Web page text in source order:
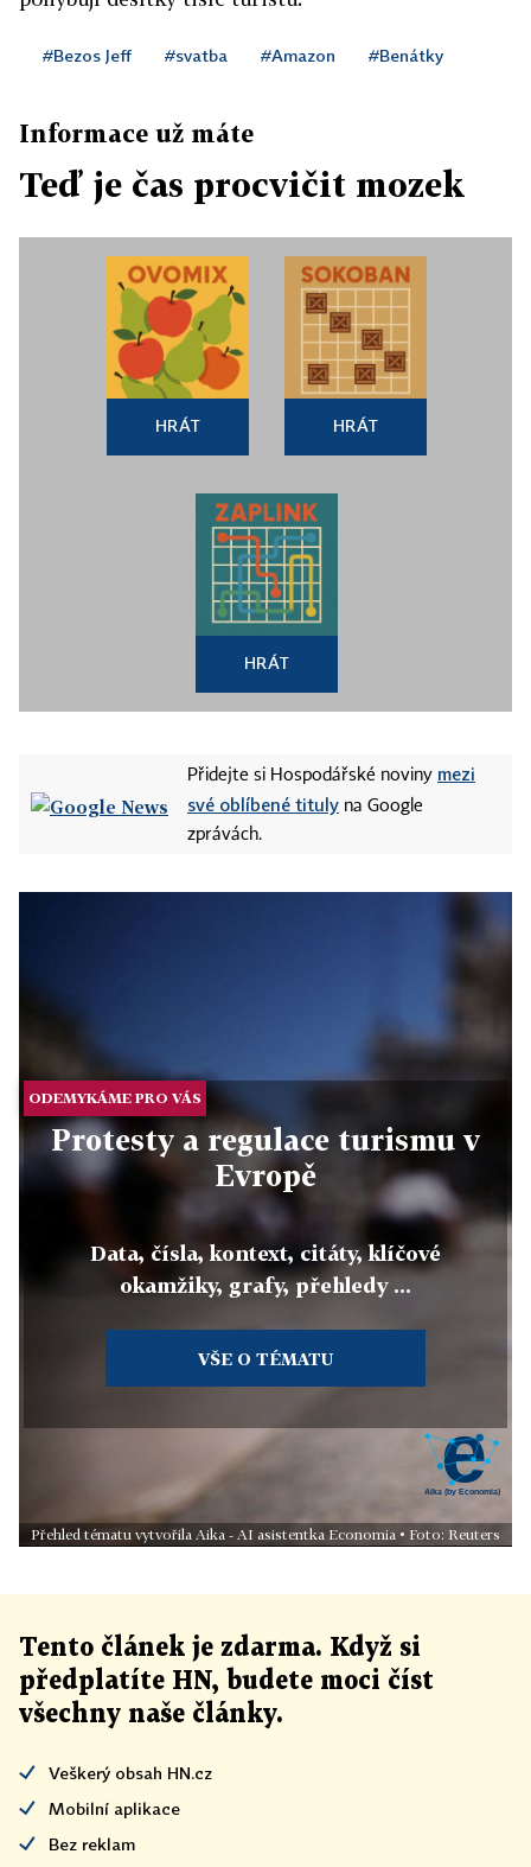
#Bezos Jeff #svatba #Amazon #Benátky
Informace už máte
Teď je čas procvičit mozek
HRÁT HRÁT
HRÁT
Přidejte si Hospodářské noviny mezi
své oblíbené tituly na Google
zprávách.
ODEMYKÁME PRO VÁS
Protesty a regulace turismu v
Evropě
Data, čísla, kontext, citáty, klíčové
okamžiky, grafy, přehledy ...
VŠE O TÉMATU
Přehled tématu vytvořila Aika - AI asistentka Economia • Foto: Reuters
Tento článek je zdarma. Když si
předplatíte HN, budete moci číst
všechny naše články.
Veškerý obsah HN.cz
Mobilní aplikace
Bez reklam